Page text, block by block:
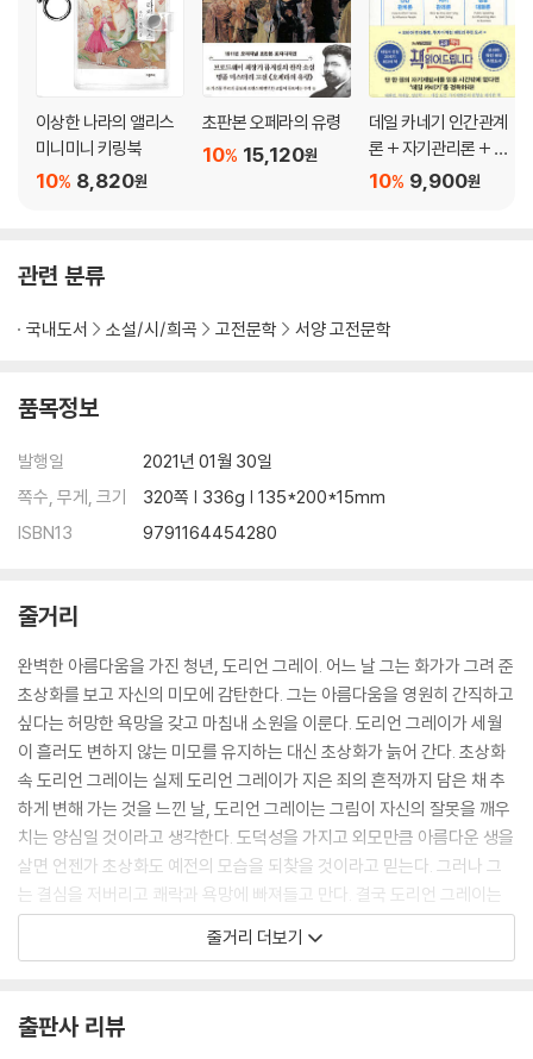
이상한 나라의 앨리스
미니미니 키링북
8,820원
10%
초판본 오페라의 유령
15,120원
10%
데일 카네기 인간관계
론 + 자기관리론 + 성
공대화론 (합본)
9,900원
10%
관련 분류
국내도서 소설/시/희곡 고전문학 서양 고전문학
품목정보
발행일
2021년 01월 30일
쪽수, 무게, 크기
320쪽 | 336g | 135*200*15mm
ISBN13
9791164454280
줄거리
완벽한 아름다움을 가진 청년, 도리언 그레이. 어느 날 그는 화가가 그려 준
초상화를 보고 자신의 미모에 감탄한다. 그는 아름다움을 영원히 간직하고
싶다는 허망한 욕망을 갖고 마침내 소원을 이룬다. 도리언 그레이가 세월
이 흘러도 변하지 않는 미모를 유지하는 대신 초상화가 늙어 간다. 초상화
속 도리언 그레이는 실제 도리언 그레이가 지은 죄의 흔적까지 담은 채 추
하게 변해 가는 것을 느낀 날, 도리언 그레이는 그림이 자신의 잘못을 깨우
치는 양심일 것이라고 생각한다. 도덕성을 가지고 외모만큼 아름다운 생을
살면 언젠가 초상화도 예전의 모습을 되찾을 것이라고 믿는다. 그러나 그
는 결심을 저버리고 쾌락과 욕망에 빠져들고 만다. 결국 도리언 그레이는
세상에서 가장 순수하고 아름다운 얼굴을 한 채 돌이킬 수 없는 죄악을 저
줄거리 더보기
출판사 리뷰